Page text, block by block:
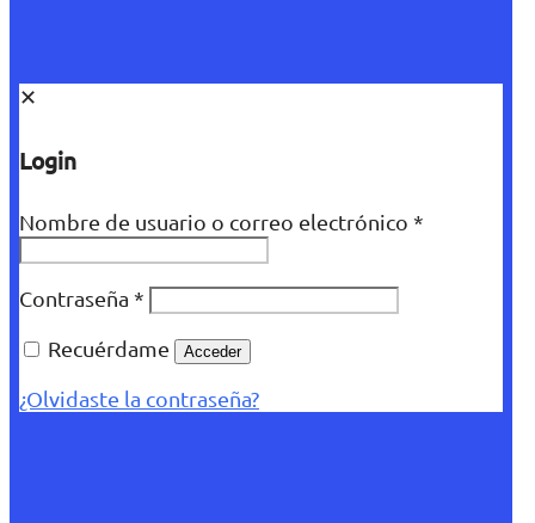
✕
Login
Nombre de usuario o correo electrónico *
Contraseña *
Recuérdame
Acceder
¿Olvidaste la contraseña?